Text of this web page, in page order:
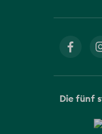
Die fünf